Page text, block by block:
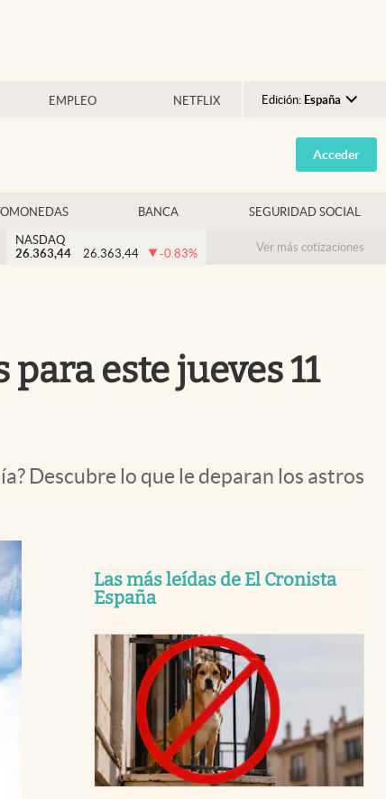
EMPLEO NETFLIX Edición: España
Argentina
España
USA
Colombia
Acceder
BANCA SEGURIDAD SOCIAL
NASDAQ
26.363,44
26.363,44 -0.83% Ver más cotizaciones
este jueves 11
Descubre lo que le deparan los astros
Las más leídas de El Cronista
España